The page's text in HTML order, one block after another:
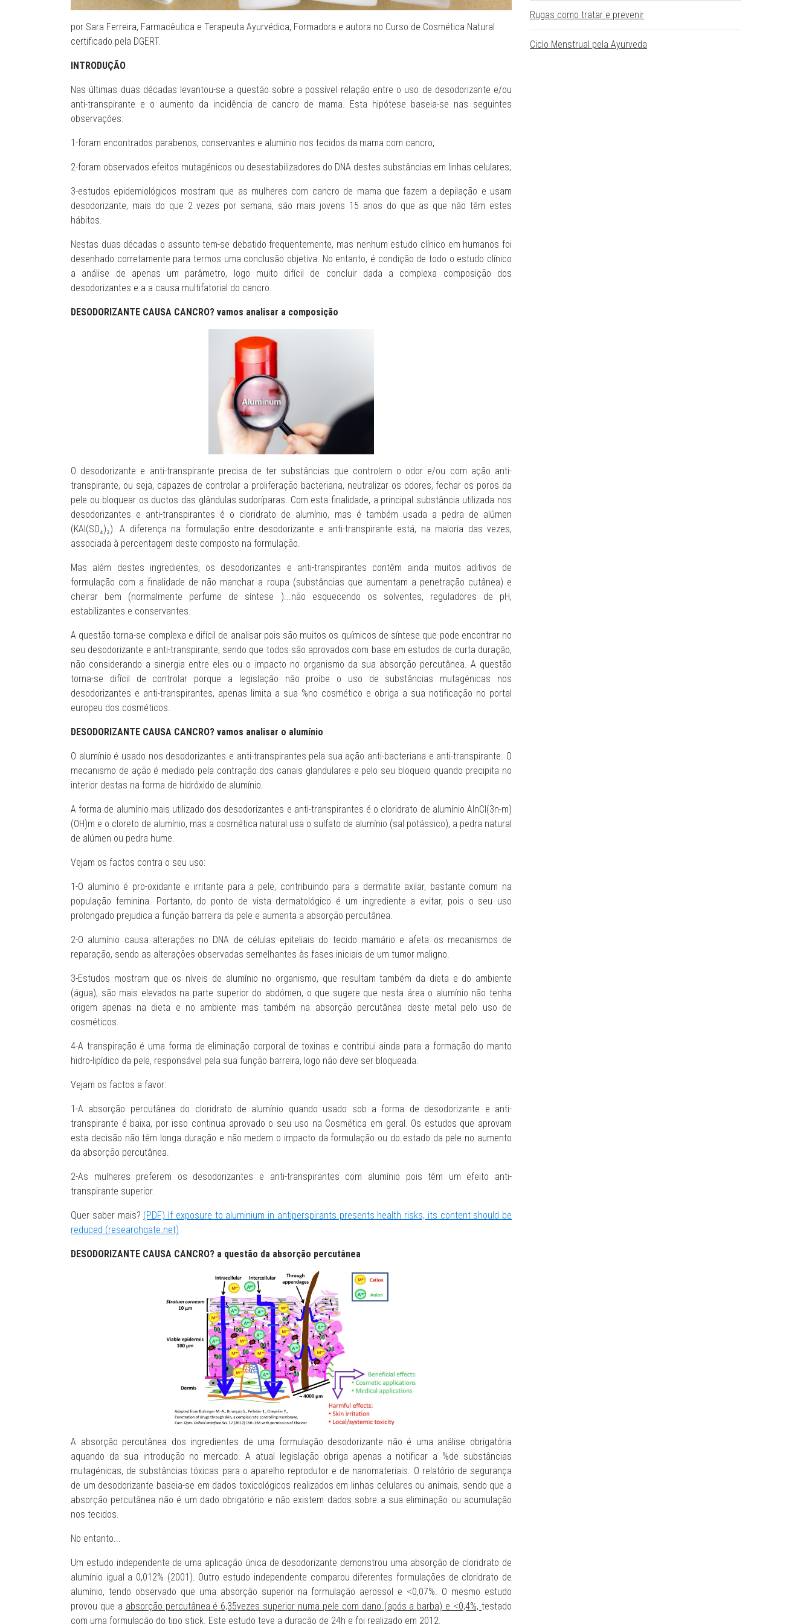
por Sara Ferreira, Farmacêutica e Terapeuta Ayurvédica, Formadora e autora no Curso de Cosmética Natural
certificado pela DGERT.
INTRODUÇÃO
Nas últimas duas décadas levantou-se a questão sobre a possível relação entre o uso de desodorizante e/ou
anti-transpirante e o aumento da incidência de cancro de mama. Esta hipótese baseia-se nas seguintes
observações:
1-foram encontrados parabenos, conservantes e alumínio nos tecidos da mama com cancro;
2-foram observados efeitos mutagénicos ou desestabilizadores do DNA destes substâncias em linhas celulares;
3-estudos epidemiológicos mostram que as mulheres com cancro de mama que fazem a depilação e usam
desodorizante, mais do que 2 vezes por semana, são mais jovens 15 anos do que as que não têm estes
hábitos.
Nestas duas décadas o assunto tem-se debatido frequentemente, mas nenhum estudo clínico em humanos foi
desenhado corretamente para termos uma conclusão objetiva. No entanto, é condição de todo o estudo clínico
a análise de apenas um parâmetro, logo muito difícil de concluir dada a complexa composição dos
desodorizantes e a a causa multifatorial do cancro.
DESODORIZANTE CAUSA CANCRO? vamos analisar a composição
O desodorizante e anti-transpirante precisa de ter substâncias que controlem o odor e/ou com ação anti-
transpirante, ou seja, capazes de controlar a proliferação bacteriana, neutralizar os odores, fechar os poros da
pele ou bloquear os ductos das glândulas sudoríparas. Com esta finalidade, a principal substância utilizada nos
desodorizantes e anti-transpirantes é o cloridrato de alumínio, mas é também usada a pedra de alúmen
(KAl(SO₄)₂). A diferença na formulação entre desodorizante e anti-transpirante está, na maioria das vezes,
associada à percentagem deste composto na formulação.
Mas além destes ingredientes, os desodorizantes e anti-transpirantes contêm ainda muitos aditivos de
formulação com a finalidade de não manchar a roupa (substâncias que aumentam a penetração cutânea) e
cheirar bem (normalmente perfume de síntese )...não esquecendo os solventes, reguladores de pH,
estabilizantes e conservantes.
A questão torna-se complexa e difícil de analisar pois são muitos os químicos de síntese que pode encontrar no
seu desodorizante e anti-transpirante, sendo que todos são aprovados com base em estudos de curta duração,
não considerando a sinergia entre eles ou o impacto no organismo da sua absorção percutânea. A questão
torna-se difícil de controlar porque a legislação não proíbe o uso de substâncias mutagénicas nos
desodorizantes e anti-transpirantes, apenas limita a sua %no cosmético e obriga a sua notificação no portal
europeu dos cosméticos.
DESODORIZANTE CAUSA CANCRO? vamos analisar o alumínio
O alumínio é usado nos desodorizantes e anti-transpirantes pela sua ação anti-bacteriana e anti-transpirante. O
mecanismo de ação é mediado pela contração dos canais glandulares e pelo seu bloqueio quando precipita no
interior destas na forma de hidróxido de alumínio.
A forma de alumínio mais utilizado dos desodorizantes e anti-transpirantes é o cloridrato de alumínio AlnCl(3n-m)
(OH)m e o cloreto de alumínio, mas a cosmética natural usa o sulfato de alumínio (sal potássico), a pedra natural
de alúmen ou pedra hume.
Vejam os factos contra o seu uso:
1-O alumínio é pro-oxidante e irritante para a pele, contribuindo para a dermatite axilar, bastante comum na
população feminina. Portanto, do ponto de vista dermatológico é um ingrediente a evitar, pois o seu uso
prolongado prejudica a função barreira da pele e aumenta a absorção percutânea.
2-O alumínio causa alterações no DNA de células epiteliais do tecido mamário e afeta os mecanismos de
reparação, sendo as alterações observadas semelhantes às fases iniciais de um tumor maligno.
3-Estudos mostram que os níveis de alumínio no organismo, que resultam também da dieta e do ambiente
(água), são mais elevados na parte superior do abdómen, o que sugere que nesta área o alumínio não tenha
origem apenas na dieta e no ambiente mas também na absorção percutânea deste metal pelo uso de
cosméticos.
4-A transpiração é uma forma de eliminação corporal de toxinas e contribui ainda para a formação do manto
hidro-lipídico da pele, responsável pela sua função barreira, logo não deve ser bloqueada.
Vejam os factos a favor:
1-A absorção percutânea do cloridrato de alumínio quando usado sob a forma de desodorizante e anti-
transpirante é baixa, por isso continua aprovado o seu uso na Cosmética em geral. Os estudos que aprovam
esta decisão não têm longa duração e não medem o impacto da formulação ou do estado da pele no aumento
da absorção percutânea.
2-As mulheres preferem os desodorizantes e anti-transpirantes com alumínio pois têm um efeito anti-
transpirante superior.
Quer saber mais? (PDF) If exposure to aluminium in antiperspirants presents health risks, its content should be
reduced (researchgate.net)
DESODORIZANTE CAUSA CANCRO? a questão da absorção percutânea
A absorção percutânea dos ingredientes de uma formulação desodorizante não é uma análise obrigatória
aquando da sua introdução no mercado. A atual legislação obriga apenas a notificar a %de substâncias
mutagénicas, de substâncias tóxicas para o aparelho reprodutor e de nanomateriais. O relatório de segurança
de um desodorizante baseia-se em dados toxicológicos realizados em linhas celulares ou animais, sendo que a
absorção percutânea não é um dado obrigatório e não existem dados sobre a sua eliminação ou acumulação
nos tecidos.
No entanto...
Um estudo independente de uma aplicação única de desodorizante demonstrou uma absorção de cloridrato de
alumínio igual a 0,012% (2001). Outro estudo independente comparou diferentes formulações de cloridrato de
alumínio, tendo observado que uma absorção superior na formulação aerossol e ˂0,07%. O mesmo estudo
provou que a absorção percutânea é 6,35vezes superior numa pele com dano (após a barba) e ˂0,4%,testado
com uma formulação do tipo stick. Este estudo teve a duração de 24h e foi realizado em 2012.
Rugas como tratar e prevenir
Ciclo Menstrual pela Ayurveda